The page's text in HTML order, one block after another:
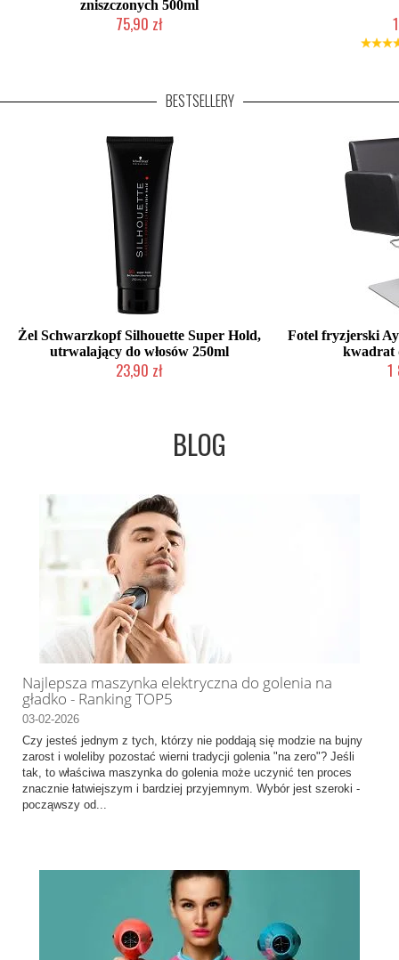
zniszczonych 500ml
75,90 zł
Mała
BESTSELLERY
Żel Schwarzkopf Silhouette Super Hold,
utrwalający do włosów 250ml
23,90 zł
Fotel fryzjerski
kwadrat
1
BLOG
Najlepsza maszynka elektryczna do golenia na
gładko - Ranking TOP5
03-02-2026
Czy jesteś jednym z tych, którzy nie poddają się modzie na bujny
zarost i woleliby pozostać wierni tradycji golenia "na zero"? Jeśli
tak, to właściwa maszynka do golenia może uczynić ten proces
znacznie łatwiejszym i bardziej przyjemnym. Wybór jest szeroki -
począwszy od...